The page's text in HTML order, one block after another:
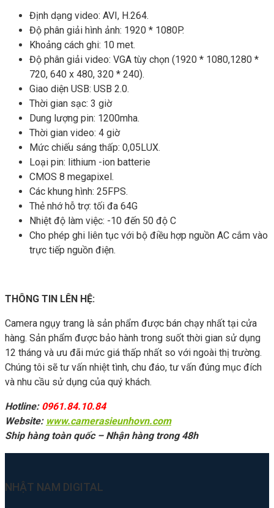
Định dạng video: AVI, H.264.
Độ phân giải hình ảnh: 1920 * 1080P.
Khoảng cách ghi: 10 met.
Độ phân giải video: VGA tùy chọn (1920 * 1080,1280 *
720, 640 x 480, 320 * 240).
Giao diện USB: USB 2.0.
Thời gian sạc: 3 giờ
Dung lượng pin: 1200mha.
Thời gian video: 4 giờ
Mức chiếu sáng thấp: 0,05LUX.
Loại pin: lithium -ion batterie
CMOS 8 megapixel.
Các khung hình: 25FPS.
Thẻ nhớ hỗ trợ: tối đa 64G
Nhiệt độ làm việc: -10 đến 50 độ C
Cho phép ghi liên tục với bộ điều hợp nguồn AC cắm vào
trực tiếp nguồn điện.
THÔNG TIN LÊN HỆ:
Camera ngụy trang là sản phẩm được bán chạy nhất tại cửa
hàng. Sản phẩm được bảo hành trong suốt thời gian sử dụng
12 tháng và ưu đãi mức giá thấp nhất so với ngoài thị trường.
Chúng tôi sẽ tư vấn nhiệt tình, chu đáo, tư vấn đúng mục đích
và nhu cầu sử dụng của quý khách.
Hotline: 0961.84.10.84
Website: www.camerasieunhovn.com
Ship hàng toàn quốc – Nhận hàng trong 48h
NHẬT NAM DIGITAL